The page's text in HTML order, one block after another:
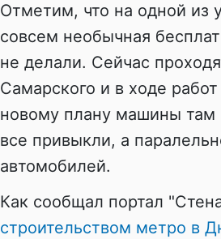
Отметим, что на одной из
совсем необычная
не делали. Сейчас
Самарского и в ходе
новому плану машины там
все привыкли, а
автомобилей.
Как сообщал портал
строительством метро в